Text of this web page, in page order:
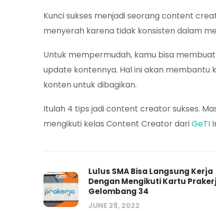
Kunci sukses menjadi seorang content
menyerah karena tidak konsisten dalam
Untuk mempermudah, kamu bisa
update kontennya. Hal ini akan
konten untuk dibagikan.
Itulah 4 tips jadi content creator sukses.
mengikuti kelas Content Creator dariGeTI
Lulus SMA Bisa Langsung Kerja
Dengan Mengikuti Kartu
Gelombang 34
JUNE 28, 2022